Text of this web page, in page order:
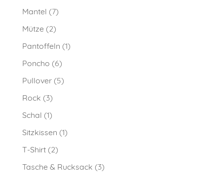
Mantel (7)
Mütze (2)
Pantoffeln (1)
Poncho (6)
Pullover (5)
Rock (3)
Schal (1)
Sitzkissen (1)
T-Shirt (2)
Tasche & Rucksack (3)